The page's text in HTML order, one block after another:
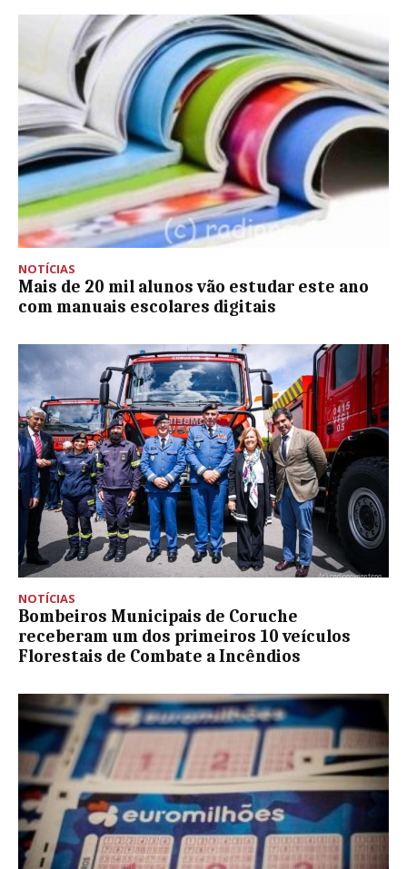
NOTÍCIAS
Mais de 20 mil alunos vão estudar este ano
com manuais escolares digitais
NOTÍCIAS
Bombeiros Municipais de Coruche
receberam um dos primeiros 10 veículos
Florestais de Combate a Incêndios